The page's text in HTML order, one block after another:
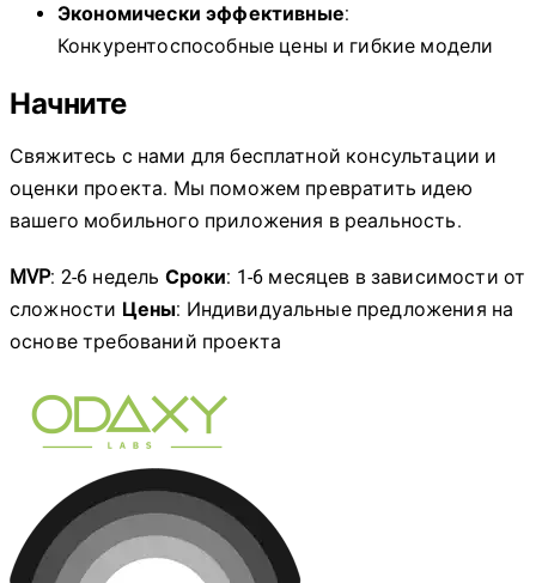
Экономически эффективные:
Конкурентоспособные цены и гибкие модели
Начните
Свяжитесь с нами для бесплатной консультации и
оценки проекта. Мы поможем превратить идею
вашего мобильного приложения в реальность.
MVP: 2-6 недель Сроки: 1-6 месяцев в зависимости от
сложности Цены: Индивидуальные предложения на
основе требований проекта